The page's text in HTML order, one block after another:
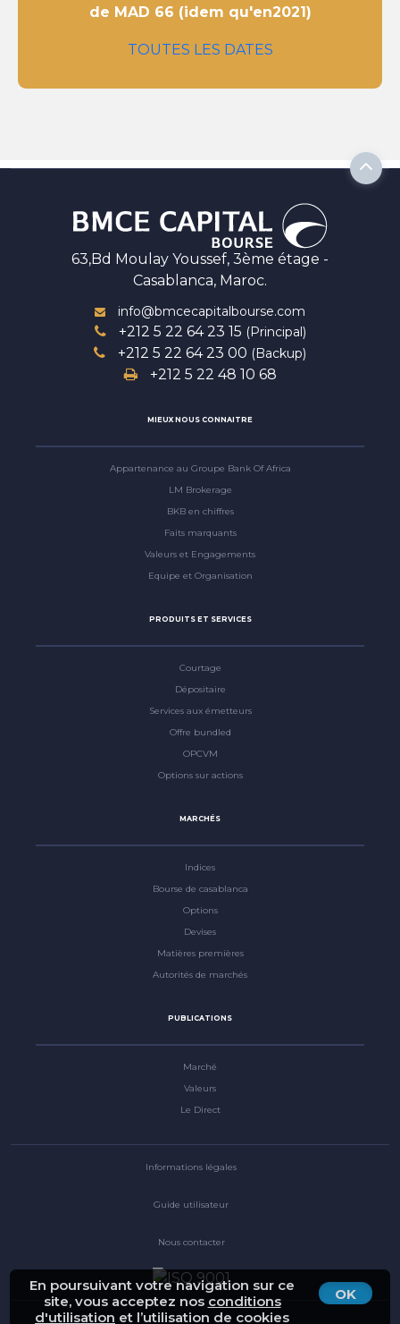
de MAD 66 (idem qu'en2021)
TOUTES LES DATES
OK
En poursuivant votre navigation sur ce
site, vous acceptez nos conditions
d'utilisation et l’utilisation de cookies
63,Bd Moulay Youssef, 3ème étage -
Casablanca, Maroc.
info@bmcecapitalbourse.com
+212 5 22 64 23 15 (Principal)
+212 5 22 64 23 00 (Backup)
+212 5 22 48 10 68
MIEUX NOUS CONNAITRE
Appartenance au Groupe Bank Of Africa
LM Brokerage
BKB en chiffres
Faits marquants
Valeurs et Engagements
Equipe et Organisation
PRODUITS ET SERVICES
Courtage
Dépositaire
Services aux émetteurs
Offre bundled
OPCVM
Options sur actions
MARCHÉS
Indices
Bourse de casablanca
Options
Devises
Matières premières
Autorités de marchés
PUBLICATIONS
Marché
Valeurs
Le Direct
Informations légales
Guide utilisateur
Nous contacter